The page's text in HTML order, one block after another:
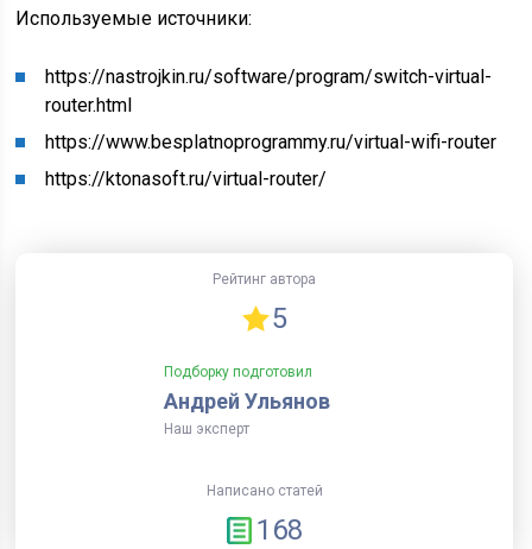
Используемые источники:
https://nastrojkin.ru/software/program/switch-virtual-
router.html
https://www.besplatnoprogrammy.ru/virtual-wifi-router
https://ktonasoft.ru/virtual-router/
Рейтинг автора
5
Подборку подготовил
Андрей Ульянов
Наш эксперт
Написано статей
168